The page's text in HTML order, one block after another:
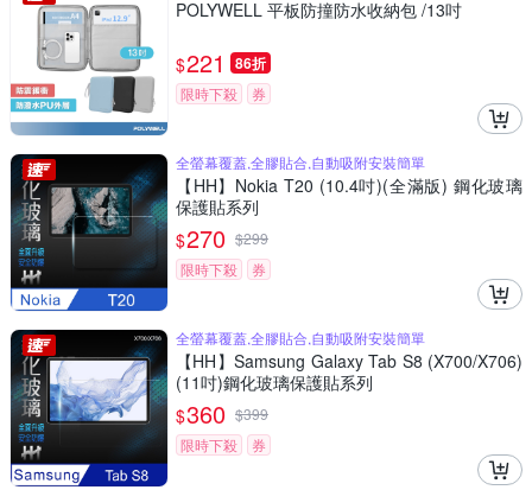
POLYWELL 平板防撞防水收納包 /13吋
$221 86折
限時下殺 券
全螢幕覆蓋,全膠貼合,自動吸附安裝簡單
【HH】Nokia T20 (10.4吋)(全滿版) 鋼化玻璃
保護貼系列
$270 $299
限時下殺
券
全螢幕覆蓋,全膠貼合,自動吸附安裝簡單
【HH】Samsung Galaxy Tab S8 (X700/X706)
(11吋)鋼化玻璃保護貼系列
$360 $399
限時下殺
券